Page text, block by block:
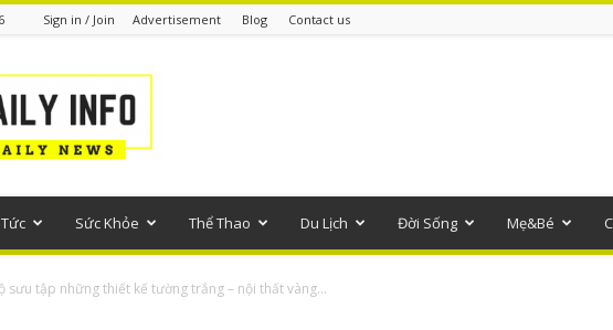
Sign in / Join Advertisement Blog Contact us
Sức Khỏe Thể Thao Du Lịch Đời Sống Mẹ&Bé
sưu tập những thiết kế tường trắng – nội thất vàng...